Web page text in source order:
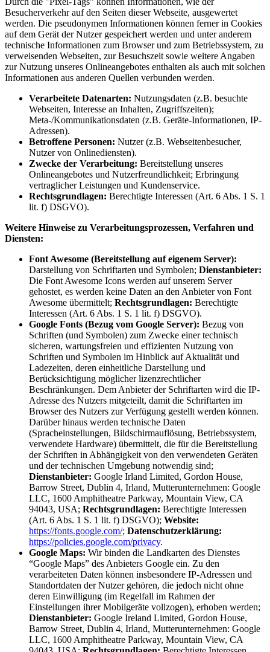
Besucherverkehr auf den Seiten dieser Webseite, ausgewertet
werden. Die pseudonymen Informationen können ferner in Cookies
auf dem Gerät der Nutzer gespeichert werden und unter anderem
technische Informationen zum Browser und zum Betriebssystem, zu
verweisenden Webseiten, zur Besuchszeit sowie weitere Angaben
zur Nutzung unseres Onlineangebotes enthalten als auch mit solchen
Informationen aus anderen Quellen verbunden werden.
Verarbeitete Datenarten: Nutzungsdaten (z.B. besuchte
Webseiten, Interesse an Inhalten, Zugriffszeiten);
Meta-/Kommunikationsdaten (z.B. Geräte-Informationen, IP-
Adressen).
Betroffene Personen: Nutzer (z.B. Webseitenbesucher,
Nutzer von Onlinediensten).
Zwecke der Verarbeitung: Bereitstellung unseres
Onlineangebotes und Nutzerfreundlichkeit; Erbringung
vertraglicher Leistungen und Kundenservice.
Rechtsgrundlagen: Berechtigte Interessen (Art. 6 Abs. 1 S. 1
lit. f) DSGVO).
Weitere Hinweise zu Verarbeitungsprozessen, Verfahren und
Diensten:
Font Awesome (Bereitstellung auf eigenem Server):
Darstellung von Schriftarten und Symbolen; Dienstanbieter:
Die Font Awesome Icons werden auf unserem Server
gehostet, es werden keine Daten an den Anbieter von Font
Awesome übermittelt; Rechtsgrundlagen: Berechtigte
Interessen (Art. 6 Abs. 1 S. 1 lit. f) DSGVO).
Google Fonts (Bezug vom Google Server): Bezug von
Schriften (und Symbolen) zum Zwecke einer technisch
sicheren, wartungsfreien und effizienten Nutzung von
Schriften und Symbolen im Hinblick auf Aktualität und
Ladezeiten, deren einheitliche Darstellung und
Berücksichtigung möglicher lizenzrechtlicher
Beschränkungen. Dem Anbieter der Schriftarten wird die IP-
Adresse des Nutzers mitgeteilt, damit die Schriftarten im
Browser des Nutzers zur Verfügung gestellt werden können.
Darüber hinaus werden technische Daten
(Spracheinstellungen, Bildschirmauflösung, Betriebssystem,
verwendete Hardware) übermittelt, die für die Bereitstellung
der Schriften in Abhängigkeit von den verwendeten Geräten
und der technischen Umgebung notwendig sind;
Dienstanbieter: Google Irland Limited, Gordon House,
Barrow Street, Dublin 4, Irland, Mutterunternehmen: Google
LLC, 1600 Amphitheatre Parkway, Mountain View, CA
94043, USA; Rechtsgrundlagen: Berechtigte Interessen
(Art. 6 Abs. 1 S. 1 lit. f) DSGVO); Website:
https://fonts.google.com/; Datenschutzerklärung:
https://policies.google.com/privacy.
Google Maps: Wir binden die Landkarten des Dienstes
“Google Maps” des Anbieters Google ein. Zu den
verarbeiteten Daten können insbesondere IP-Adressen und
Standortdaten der Nutzer gehören, die jedoch nicht ohne
deren Einwilligung (im Regelfall im Rahmen der
Einstellungen ihrer Mobilgeräte vollzogen), erhoben werden;
Dienstanbieter: Google Ireland Limited, Gordon House,
Barrow Street, Dublin 4, Irland, Mutterunternehmen: Google
LLC, 1600 Amphitheatre Parkway, Mountain View, CA